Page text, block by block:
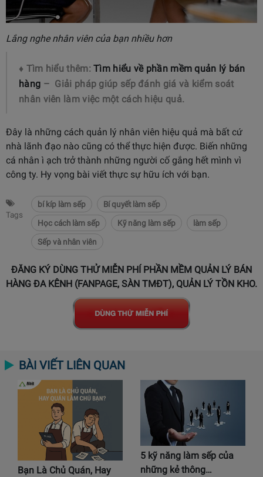
Lắng nghe nhân viên của bạn nhiều hơn
♦ Tìm hiểu thêm:Tìm hiểu về phần mềm quản lý bán
hàng – Giải pháp giúp sếp đánh giá và kiểm soát
nhân viên làm việc một cách hiệu quả.
Đây là những cách quản lý nhân viên hiệu quả mà bất cứ
nhà lãnh đạo nào cũng có thể thực hiện được. Biến những
cá nhân ì ạch trở thành những người cố gắng hết mình vì
công ty. Hy vọng bài viết thực sự hữu ích với bạn.
Tags
bí kíp làm sếp
Bí quyết làm sếp
Học cách làm sếp
Kỹ năng làm sếp
làm sếp
Sếp và nhân viên
ĐĂNG KÝ DÙNG THỬ MIỄN PHÍ PHẦN MỀM QUẢN LÝ BÁN
HÀNG ĐA KÊNH (FANPAGE, SÀN TMĐT), QUẢN LÝ TỒN KHO.
BÀI VIẾT LIÊN QUAN
Bạn Là Chủ Quán, Hay
5 kỹ năng làm sếp của
những kẻ thông…